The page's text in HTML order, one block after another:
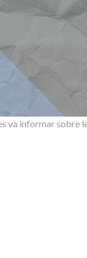
va informar sobre